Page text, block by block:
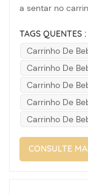
a sentar no
A boa notícia é
algumas
bebê não
TAGS QUENTES :
Carrinho De
Carrinho De
Carrinho De
Carrinho De
Carrinho De
CONSULTE